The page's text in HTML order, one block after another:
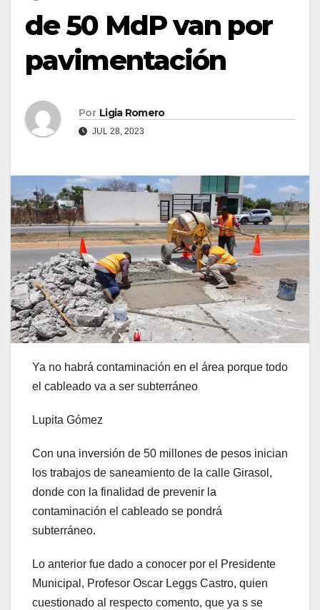
de 50 MdP van por
pavimentación
Por Ligia Romero
JUL 28, 2023
Ya no habrá contaminación en el área porque todo
el cableado va a ser subterráneo
Lupita Gómez
Con una inversión de 50 millones de pesos inician
los trabajos de saneamiento de la calle Girasol,
donde con la finalidad de prevenir la
contaminación el cableado se pondrá
subterráneo.
Lo anterior fue dado a conocer por el Presidente
Municipal, Profesor Oscar Leggs Castro, quien
cuestionado al respecto comento, que ya s se